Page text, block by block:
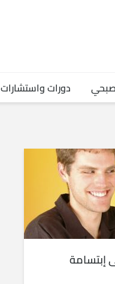
دورات واستشارات